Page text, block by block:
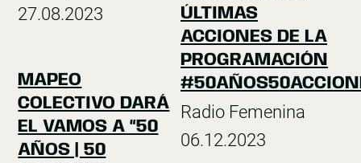
27.08.2023
MAPEO
COLECTIVO DARÁ
EL VAMOS A “50
AÑOS | 50
ÚLTIMAS
ACCIONES DE LA
PROGRAMACIÓN
Radio Femenina
06.12.2023